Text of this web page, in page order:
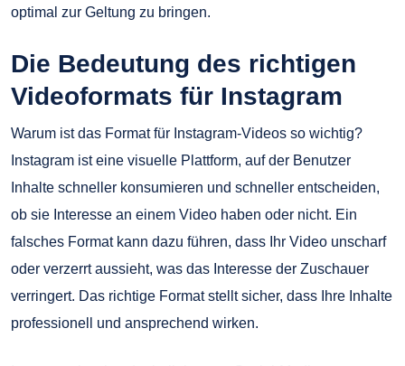
optimal zur Geltung zu bringen.
Die Bedeutung des richtigen
Videoformats für Instagram
Warum ist das Format für Instagram-Videos so wichtig?
Instagram ist eine visuelle Plattform, auf der Benutzer
Inhalte schneller konsumieren und schneller entscheiden,
ob sie Interesse an einem Video haben oder nicht. Ein
falsches Format kann dazu führen, dass Ihr Video unscharf
oder verzerrt aussieht, was das Interesse der Zuschauer
verringert. Das richtige Format stellt sicher, dass Ihre Inhalte
professionell und ansprechend wirken.